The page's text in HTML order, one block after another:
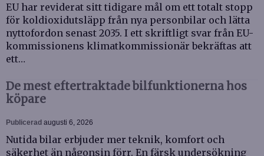
EU har reviderat sitt tidigare mål om ett totalt stopp
för koldioxidutsläpp från nya personbilar och lätta
nyttofordon senast 2035. I ett skriftligt svar från EU-
kommissionens klimatkommissionär bekräftas att
ett…
De mest eftertraktade bilfunktionerna hos
köpare
Publicerad augusti 6, 2026
Nutida bilar erbjuder mer teknik, komfort och
säkerhet än någonsin förr. En färsk undersökning